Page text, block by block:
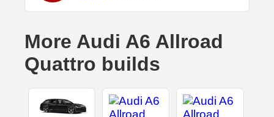
More Audi A6 Allroad
Quattro builds